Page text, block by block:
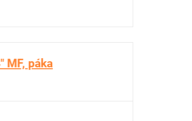
MF, páka